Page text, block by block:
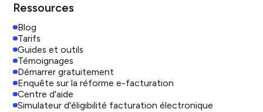
Ressources
Blog
Tarifs
Guides et outils
Témoignages
Démarrer gratuitement
Enquête sur la réforme e-facturation
Centre d'aide
Simulateur d'éligibilité facturation électronique